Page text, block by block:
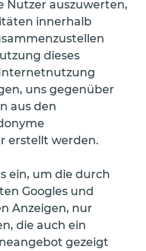
Nutzer auszuwerten,
innerhalb
dieses
uns gegenüber
aus den
erstellt werden.
ein, um die durch
Googles und
Anzeigen, nur
die auch ein
gezeigt